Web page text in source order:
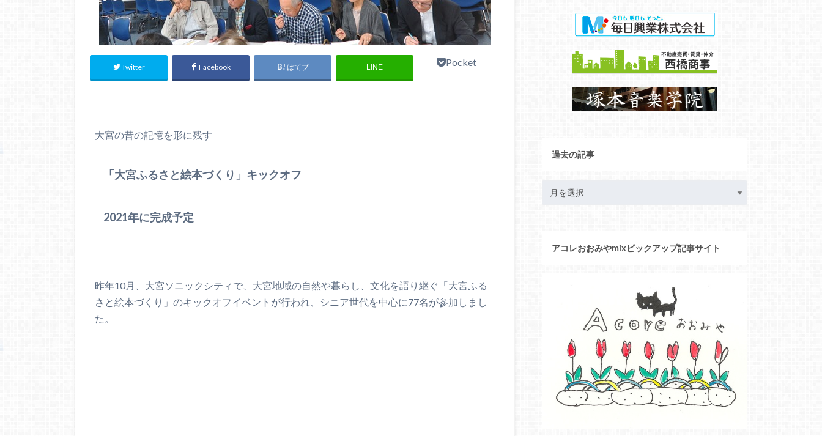
Twitter Facebook はてブ LINE Pocket
大宮の昔の記憶を形に残す
「大宮ふるさと絵本づくり」キックオフ
2021年に完成予定
昨年10月、大宮ソニックシティで、大宮地域の自然や暮らし、文化を語り継ぐ「大宮ふる
さと絵本づくり」のキックオフイベントが行われ、シニア世代を中心に77名が参加しまし
た。
過去の記事
アコレおおみやmixピックアップ記事サイト